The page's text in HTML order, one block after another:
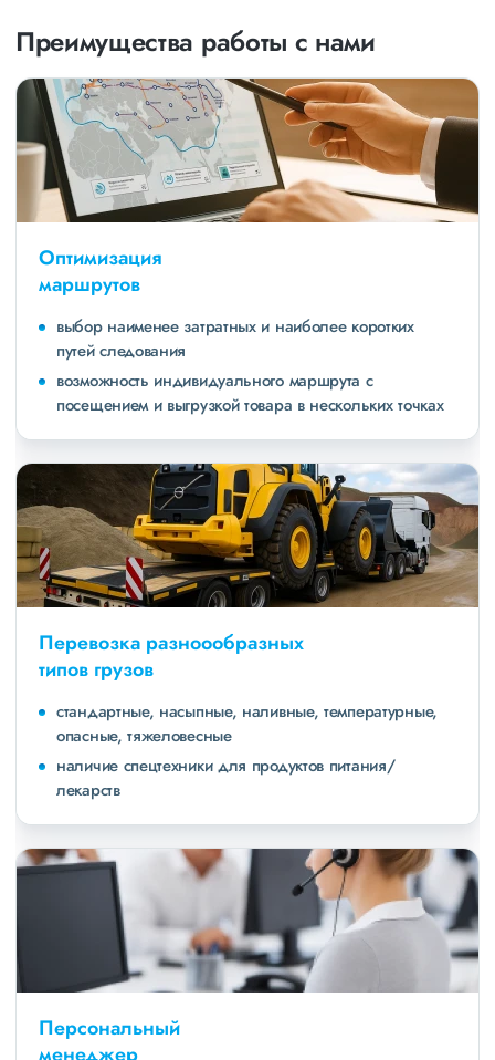
Преимущества работы с нами
Оптимизация
маршрутов
выбор наименее затратных и наиболее коротких
путей следования
возможность индивидуального маршрута с
посещением и выгрузкой товара в нескольких точках
Перевозка разноообразных
типов грузов
стандартные, насыпные, наливные, температурные,
опасные, тяжеловесные
наличие спецтехники для продуктов питания/
лекарств
Персональный